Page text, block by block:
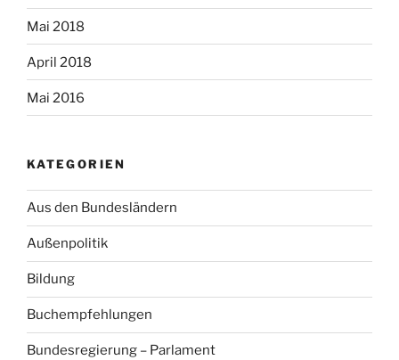
Mai 2018
April 2018
Mai 2016
KATEGORIEN
Aus den Bundesländern
Außenpolitik
Bildung
Buchempfehlungen
Bundesregierung – Parlament